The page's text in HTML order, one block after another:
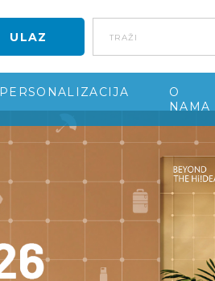
Traži
PERSONALIZACIJA
O
NAMA